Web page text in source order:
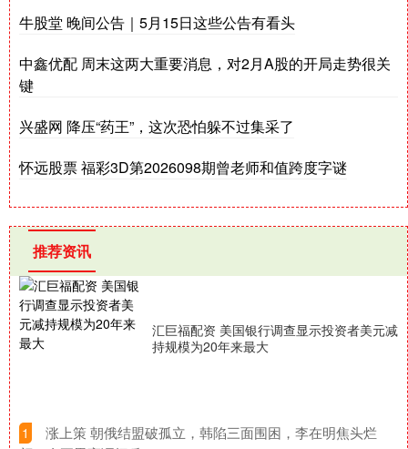
牛股堂 晚间公告｜5月15日这些公告有看头
中鑫优配 周末这两大重要消息，对2月A股的开局走势很关
键
兴盛网 降压“药王”，这次恐怕躲不过集采了
怀远股票 福彩3D第2026098期曾老师和值跨度字谜
推荐资讯
汇巨福配资 美国银行调查显示投资者美元减
持规模为20年来最大
1
​涨上策 朝俄结盟破孤立，韩陷三面围困，李在明焦头烂